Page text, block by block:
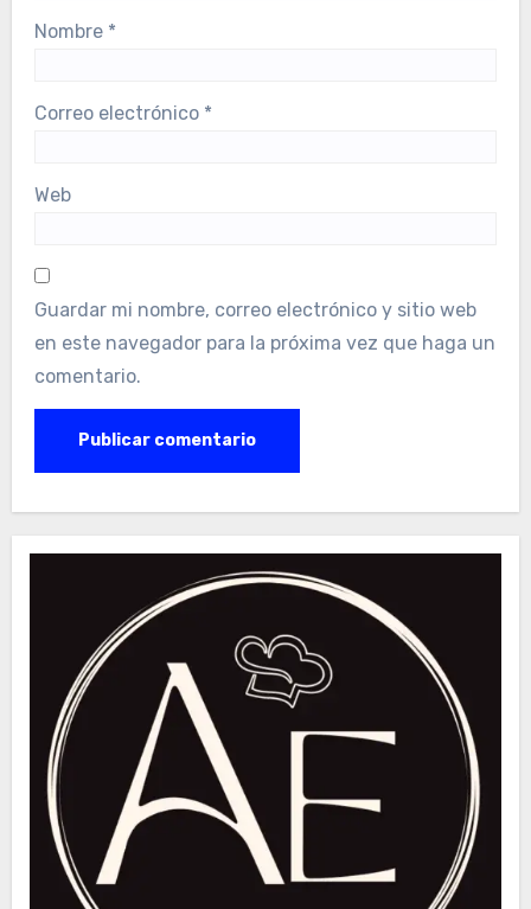
Nombre *
Correo electrónico *
Web
Guardar mi nombre, correo electrónico y sitio web
en este navegador para la próxima vez que haga un
comentario.